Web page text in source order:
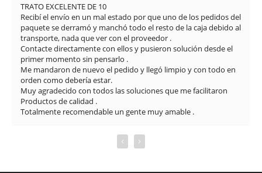
TRATO EXCELENTE DE 10
Recibí el envío en un mal estado por que uno de los pedidos del
paquete se derramó y manchó todo el resto de la caja debido al
transporte, nada que ver con el proveedor .
Contacte directamente con ellos y pusieron solución desde el
primer momento sin pensarlo .
Me mandaron de nuevo el pedido y llegó limpio y con todo en
orden como debería estar.
Muy agradecido con todos las soluciones que me facilitaron
Productos de calidad .
Totalmente recomendable un gente muy amable .
‹ ›